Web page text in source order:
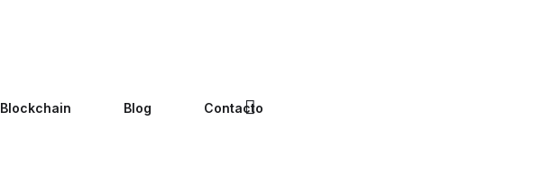
Blockchain Blog Contacto